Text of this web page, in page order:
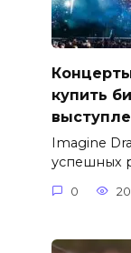
купить
Imagine
успешных
0 20